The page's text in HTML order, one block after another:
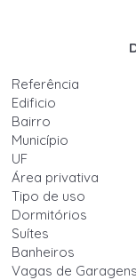
Referência
Edificio
Bairro
Município
UF
Área privativa
Tipo de uso
Dormitórios
Suítes
Banheiros
Vagas de Garagens